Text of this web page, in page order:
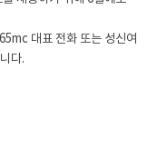
대표 전화 또는 성신여
다.